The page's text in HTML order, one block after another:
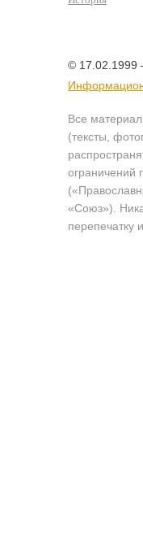
© 17.02.1999
Все
(тексты,
ограничений
«Союз»).
перепечатку